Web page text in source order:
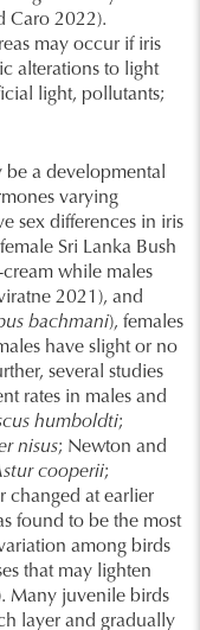
Caro 2022).
may occur if iris
alterations to light
light, pollutants;
a developmental
varying
sex differences in iris
Sri Lanka Bush
cream while males
2021), and
bachmani), females
have slight or no
several studies
rates in males and
humboldti;
nisus; Newton and
cooperii;
changed at earlier
found to be the most
among birds
that may lighten
Many juvenile birds
layer and gradually